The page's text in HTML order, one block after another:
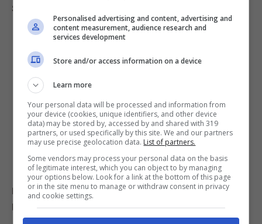
Sale alla fine in cottura rapida: così non rilascia acqua.
Profumi essenziali: olio buono, aglio schiacciato,
prezzemolo, scorza di limone. Il resto è gusto personale.
Personalised advertising and content, advertising and
content measurement, audience research and
services development
Store and/or access information on a device
Learn more
Your personal data will be processed and information from
your device (cookies, unique identifiers, and other device
data) may be stored by, accessed by and shared with 319
partners, or used specifically by this site. We and our partners
may use precise geolocation data. List of partners.
Some vendors may process your personal data on the basis
of legitimate interest, which you can object to by managing
your options below. Look for a link at the bottom of this page
or in the site menu to manage or withdraw consent in privacy
and cookie settings.